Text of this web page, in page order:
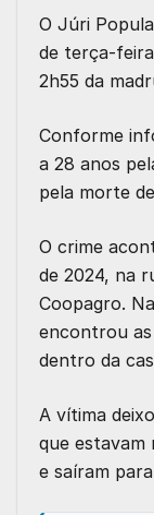
O Júri
de terça-
2h55 da
Conforme
a 28 anos
pela morte
O crime
de 2024, na
Coopagro.
encontrou as
dentro da
A vítima
que estavam
e saíram